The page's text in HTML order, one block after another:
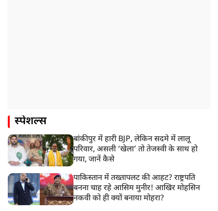
स्पेशल्स
बांकीपुर में हारी BJP, लेकिन सदमे में लालू
परिवार, असली ‘खेला’ तो तेजस्वी के साथ हो
गया, जानें कैसे
पाकिस्तान में तख्तापलट की आहट? राष्ट्रपति
बनना चाह रहे आसिम मुनीर! आखिर मोहसिन
नकवी को ही क्यों बनाया मोहरा?